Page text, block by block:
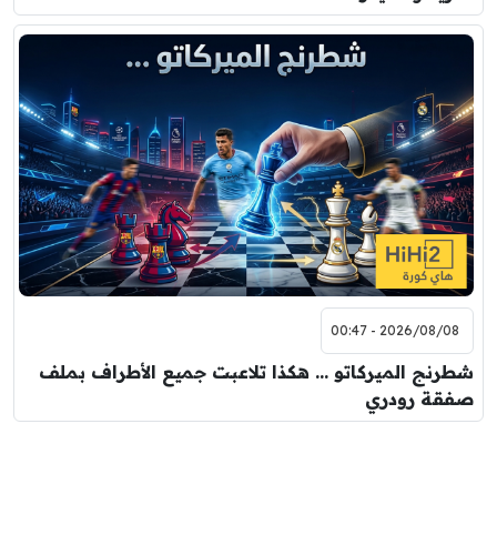
2026/08/08 - 00:47
شطرنج الميركاتو … هكذا تلاعبت جميع الأطراف بملف
صفقة رودري